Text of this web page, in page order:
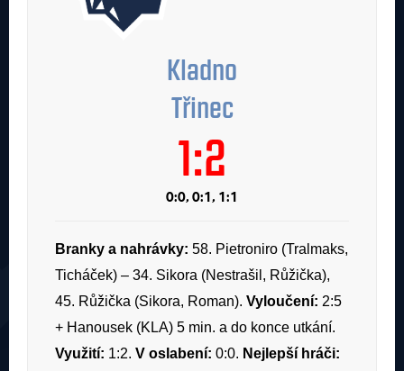
Kladno
Třinec
1:2
0:0, 0:1, 1:1
Branky a nahrávky: 58. Pietroniro (Tralmaks,
Ticháček) – 34. Sikora (Nestrašil, Růžička),
45. Růžička (Sikora, Roman). Vyloučení: 2:5
+ Hanousek (KLA) 5 min. a do konce utkání.
Využití: 1:2. V oslabení: 0:0. Nejlepší hráči: